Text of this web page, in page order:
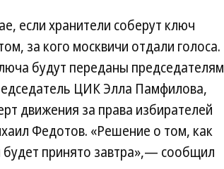
если хранители соберут ключ
за кого москвичи отдали голоса.
будут переданы председателям
ЦИК Элла Памфилова,
движения за права избирателей
Федотов. «Решение о том, как
принято завтра»,— сообщил